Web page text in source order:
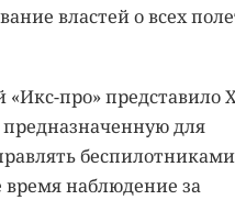
властей о всех
«Икс-про» представило
для
наблюдение за